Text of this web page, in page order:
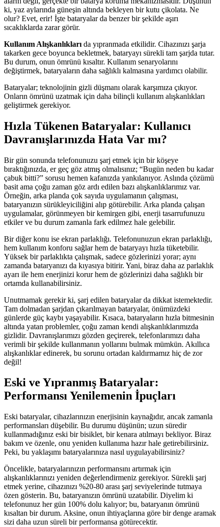
ki, yaz aylarında güneşin altında bekleyen bir kutu çikolata. Ne
olur? Evet, erir! İşte bataryalar da benzer bir şekilde aşırı
sıcaklıklarda zarar görür.
Kullanım Alışkanlıkları da yıpranmada etkilidir. Cihazınızı şarja
takarken gece boyunca bekletmek, bataryayı sürekli tam şarjda tutar.
Bu durum, onun ömrünü kısaltır. Kullanım senaryolarını
değiştirmek, bataryaların daha sağlıklı kalmasına yardımcı olabilir.
Bataryalar; teknolojinin gizli düşmanı olarak karşımıza çıkıyor.
Onların ömrünü uzatmak için daha bilinçli kullanım alışkanlıkları
geliştirmek gerekiyor.
Hızla Tükenen Bataryalar: Kullanıcı
Davranışlarınızda Hata Var mı?
Bir gün sonunda telefonunuzu şarj etmek için bir köşeye
bıraktığınızda, er geç göz atmış olmalısınız; “Bugün neden bu kadar
çabuk bitti?” sorusu hemen kafanızda yankılanıyor. Aslında çözümü
basit ama çoğu zaman göz ardı edilen bazı alışkanlıklarımız var.
Örneğin, arka planda çok sayıda uygulamanın çalışması,
bataryanızın sürükleyiciliğini alıp götürebilir. Arka planda çalışan
uygulamalar, görünmeyen bir kemirgen gibi, enerji tasarrufunuzu
etkiler ve bu durum zamanla fark edilmez hale gelebilir.
Bir diğer konu ise ekran parlaklığı. Telefonunuzun ekran parlaklığı,
hem kullanım konforu sağlar hem de bataryayı hızla tüketebilir.
Yüksek bir parlaklıkta çalışmak, sadece gözlerinizi yorar; aynı
zamanda bataryanızı da kıyasıya bitirir. Yani, biraz daha az parlaklık
ayarı ile hem enerjinizi korur hem de gözlerinizi daha sağlıklı bir
ortamda kullanabilirsiniz.
Unutmamak gerekir ki, şarj edilen bataryalar da dikkat istemektedir.
Tam dolmadan şarjdan çıkarılmayan bataryalar, önümüzdeki
günlerde güç kaybı yaşayabilir. Kısaca, bataryaların hızla bitmesinin
altında yatan problemler, çoğu zaman kendi alışkanlıklarımızda
gizlidir. Davranışlarımızı gözden geçirerek, telefonlarımızı daha
verimli bir şekilde kullanmanın yollarını bulmak mümkün. Akıllıca
alışkanlıklar edinerek, bu sorunu ortadan kaldırmamız hiç de zor
değil!
Eski ve Yıpranmış Bataryalar:
Performansı Yenilemenin İpuçları
Eski bataryalar, cihazlarınızın enerjisinin kaynağıdır, ancak zamanla
performansları düşebilir. Bu durumu düşünün; uzun süredir
kullanmadığınız eski bir bisiklet, bir kenara atılmayı bekliyor. Biraz
bakım ve özenle, onu yeniden kullanıma hazır hale getirebilirsiniz.
Peki, bu yaklaşımı bataryalarınıza nasıl uygulayabilirsiniz?
Öncelikle, bataryalarınızın performansını artırmak için
alışkanlıklarınızı yeniden değerlendirmeniz gerekiyor. Sürekli şarj
etmek yerine, cihazınızı %20-80 arası şarj seviyelerinde tutmaya
özen gösterin. Bu, bataryanızın ömrünü uzatabilir. Diyelim ki
telefonunuz her gün 100% dolu kalıyor; bu, bataryanın ömrünü
kısaltan bir durum. Aksine, onun ihtiyaçlarına göre bir denge aramak
sizi daha uzun süreli bir performansa götürecektir.